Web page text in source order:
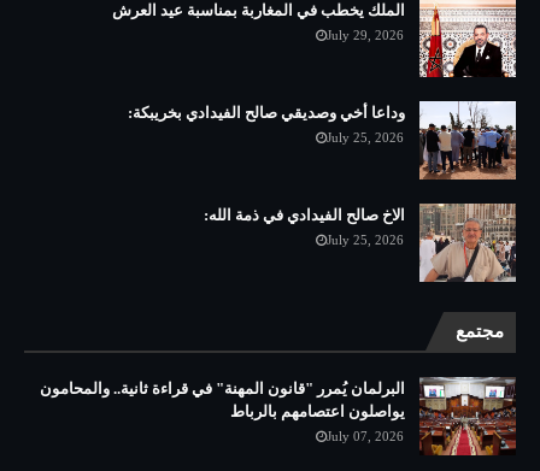
الملك يخطب في المغاربة بمناسبة عيد العرش
July 29, 2026
وداعا أخي وصديقي صالح الفيدادي بخريبكة:
July 25, 2026
الاخ صالح الفيدادي في ذمة الله:
July 25, 2026
مجتمع
البرلمان يُمرر "قانون المهنة" في قراءة ثانية.. والمحامون
يواصلون اعتصامهم بالرباط
July 07, 2026